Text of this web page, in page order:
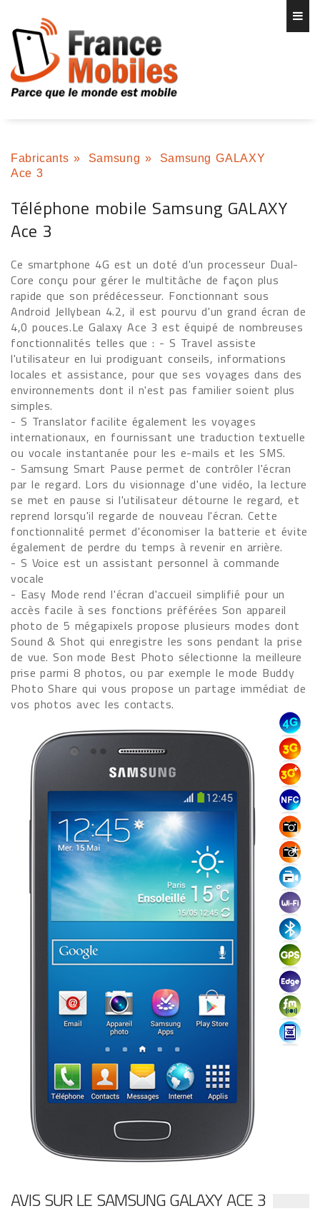
Fabricants » Samsung »
Samsung GALAXY
Ace 3
Téléphone mobile Samsung GALAXY
Ace 3
Ce smartphone 4G est un doté d'un processeur Dual-
Core conçu pour gérer le multitâche de façon plus
rapide que son prédécesseur. Fonctionnant sous
Android Jellybean 4.2, il est pourvu d'un grand écran de
4,0 pouces.Le Galaxy Ace 3 est équipé de nombreuses
fonctionnalités telles que : - S Travel assiste
l'utilisateur en lui prodiguant conseils, informations
locales et assistance, pour que ses voyages dans des
environnements dont il n'est pas familier soient plus
simples.
- S Translator facilite également les voyages
internationaux, en fournissant une traduction textuelle
ou vocale instantanée pour les e-mails et les SMS.
- Samsung Smart Pause permet de contrôler l'écran
par le regard. Lors du visionnage d'une vidéo, la lecture
se met en pause si l'utilisateur détourne le regard, et
reprend lorsqu'il regarde de nouveau l'écran. Cette
fonctionnalité permet d'économiser la batterie et évite
également de perdre du temps à revenir en arrière.
- S Voice est un assistant personnel à commande
vocale
- Easy Mode rend l'écran d'accueil simplifié pour un
accès facile à ses fonctions préférées Son appareil
photo de 5 mégapixels propose plusieurs modes dont
Sound & Shot qui enregistre les sons pendant la prise
de vue. Son mode Best Photo sélectionne la meilleure
prise parmi 8 photos, ou par exemple le mode Buddy
Photo Share qui vous propose un partage immédiat de
vos photos avec les contacts.
AVIS SUR LE SAMSUNG GALAXY ACE 3